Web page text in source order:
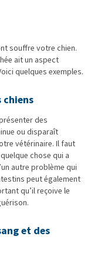
souffre votre chien.
ait un aspect
quelques exemples.
chiens
des
ou disparaît
vétérinaire. Il faut
chose qui a
autre problème qui
peut également
qu’il reçoive le
et des